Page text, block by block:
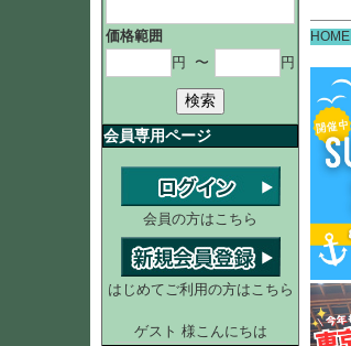
価格範囲
円
〜 円
検索
会員専用ページ
会員の方はこちら
はじめてご利用の方はこちら
ゲスト 様こんにちは
HOME